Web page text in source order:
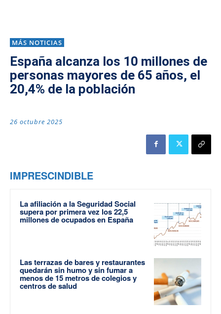
MÁS NOTICIAS
España alcanza los 10 millones de
personas mayores de 65 años, el
20,4% de la población
26 octubre 2025
IMPRESCINDIBLE
La afiliación a la Seguridad Social
supera por primera vez los 22,5
millones de ocupados en España
Las terrazas de bares y restaurantes
quedarán sin humo y sin fumar a
menos de 15 metros de colegios y
centros de salud